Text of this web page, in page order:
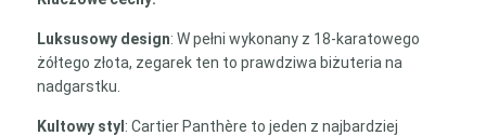
Luksusowy design: W pełni wykonany z 18-karatowego
żółtego złota, zegarek ten to prawdziwa biżuteria na
nadgarstku.
Kultowy styl : Cartier Panthère to jeden z najbardziej